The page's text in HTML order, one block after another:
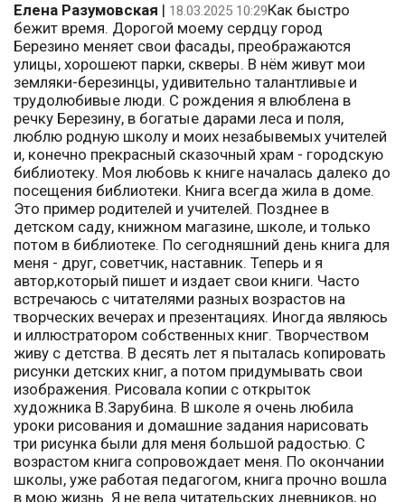
Елена Разумовская | 18.03.2025 10:29Как быстро
бежит время. Дорогой моему сердцу город
Березино меняет свои фасады, преображаются
улицы, хорошеют парки, скверы. В нём живут мои
земляки-березинцы, удивительно талантливые и
трудолюбивые люди. С рождения я влюблена в
речку Березину, в богатые дарами леса и поля,
люблю родную школу и моих незабывемых учителей
и, конечно прекрасный сказочный храм - городскую
библиотеку. Моя любовь к книге началась далеко до
посещения библиотеки. Книга всегда жила в доме.
Это пример родителей и учителей. Позднее в
детском саду, книжном магазине, школе, и только
потом в библиотеке. По сегодняшний день книга для
меня - друг, советчик, наставник. Теперь и я
автор,который пишет и издает свои книги. Часто
встречаюсь с читателями разных возрастов на
творческих вечерах и презентациях. Иногда являюсь
и иллюстратором собственных книг. Творчеством
живу с детства. В десять лет я пыталась копировать
рисунки детских книг, а потом придумывать свои
изображения. Рисовала копии с открыток
художника В.Зарубина. В школе я очень любила
уроки рисования и домашние задания нарисовать
три рисунка были для меня большой радостью. С
возрастом книга сопровождает меня. По окончании
школы, уже работая педагогом, книга прочно вошла
в мою жизнь. Я не вела читательских дневников, но